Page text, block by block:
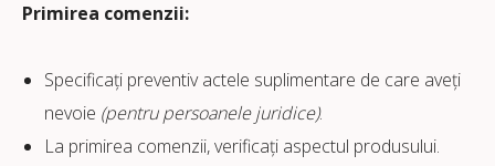
Primirea comenzii:
Specificați preventiv actele suplimentare de care aveți
nevoie (pentru persoanele juridice).
La primirea comenzii, verificați aspectul produsului.